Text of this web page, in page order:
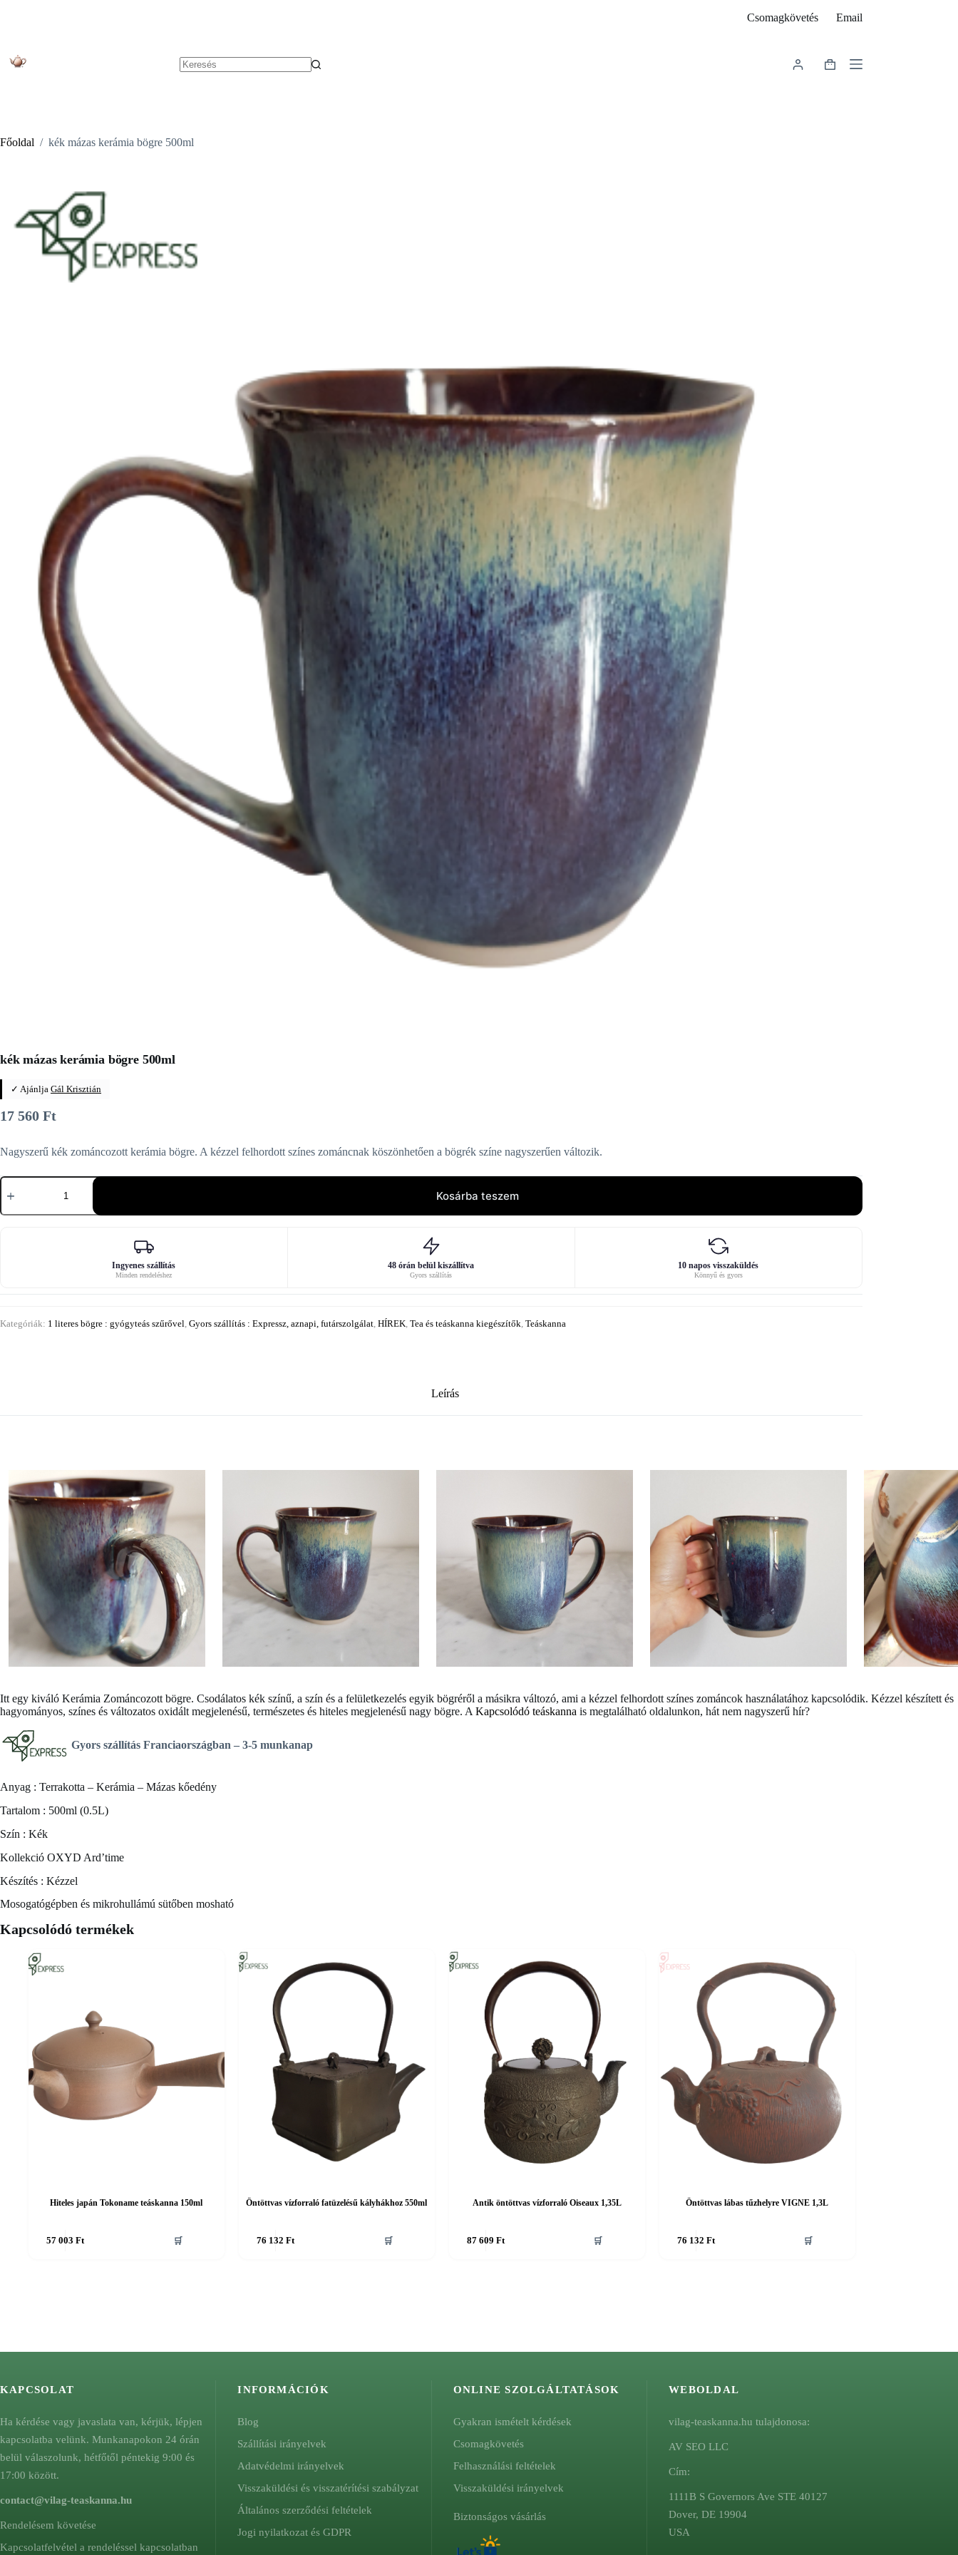
Csomagkövetés Email
Shopping
Főoldal / kék mázas kerámia bögre 500ml
kék mázas kerámia bögre 500ml
✓ Ajánlja Gál Krisztián
17 560 Ft
Nagyszerű kék zománcozott kerámia bögre. A kézzel felhordott színes zománcnak köszönhetően a bögrék színe nagyszerűen változik.
kék
mázas
bögre
Kosárba teszem
Ingyenes szállítás
Minden rendeléshez
48 órán belül kiszállítva
Gyors szállítás
10 napos visszaküldés
Könnyű és gyors
Kategóriák: 1 literes bögre : gyógyteás szűrővel Gyors szállítás : Expressz, aznapi, futárszolgálat HÍREK Tea és teáskanna kiegészítők Teáskanna
Leírás
Itt egy kiváló Kerámia Zománcozott bögre. Csodálatos kék színű, a szín és a felületkezelés egyik bögréről a másikra változó, ami a kézzel felhordott színes zománcok használatához kapcsolódik. Kézzel készített és
hagyományos, színes és változatos oxidált megjelenésű, természetes és hiteles megjelenésű nagy bögre. A Kapcsolódó teáskanna is megtalálható oldalunkon, hát nem nagyszerű hír?
Gyors szállítás Franciaországban – 3-5 munkanap
Anyag : Terrakotta – Kerámia – Mázas kőedény
Tartalom : 500ml (0.5L)
Szín : Kék
Kollekció OXYD Ard’time
Készítés : Kézzel
Mosogatógépben és mikrohullámú sütőben mosható
Kapcsolódó termékek
Hiteles japán Tokoname teáskanna 150ml
57 003Ft 🛒
Öntöttvas vízforraló fatüzelésű kályhákhoz 550ml
76 132Ft 🛒
Antik öntöttvas vízforraló Oiseaux 1,35L
87 609 Ft 🛒
Öntöttvas lábas tűzhelyre VIGNE 1,3L
76 132 Ft 🛒
KAPCSOLAT
Ha kérdése vagy javaslata van, kérjük, lépjen
kapcsolatba velünk. Munkanapokon 24 órán
belül válaszolunk, hétfőtől péntekig 9:00 és
17:00 között.
contact@vilag-teaskanna.hu
Rendelésem követése
Kapcsolatfelvétel a rendeléssel kapcsolatban
INFORMÁCIÓK
Blog
Szállítási irányelvek
Adatvédelmi irányelvek
Visszaküldési és visszatérítési szabályzat
Általános szerződési feltételek
Jogi nyilatkozat és GDPR
ONLINE SZOLGÁLTATÁSOK
Gyakran ismételt kérdések
Csomagkövetés
Felhasználási feltételek
Visszaküldési irányelvek
Biztonságos vásárlás
WEBOLDAL
vilag-teaskanna.hu tulajdonosa:
AV SEO LLC
Cím:
1111B S Governors Ave STE 40127
Dover, DE 19904
USA